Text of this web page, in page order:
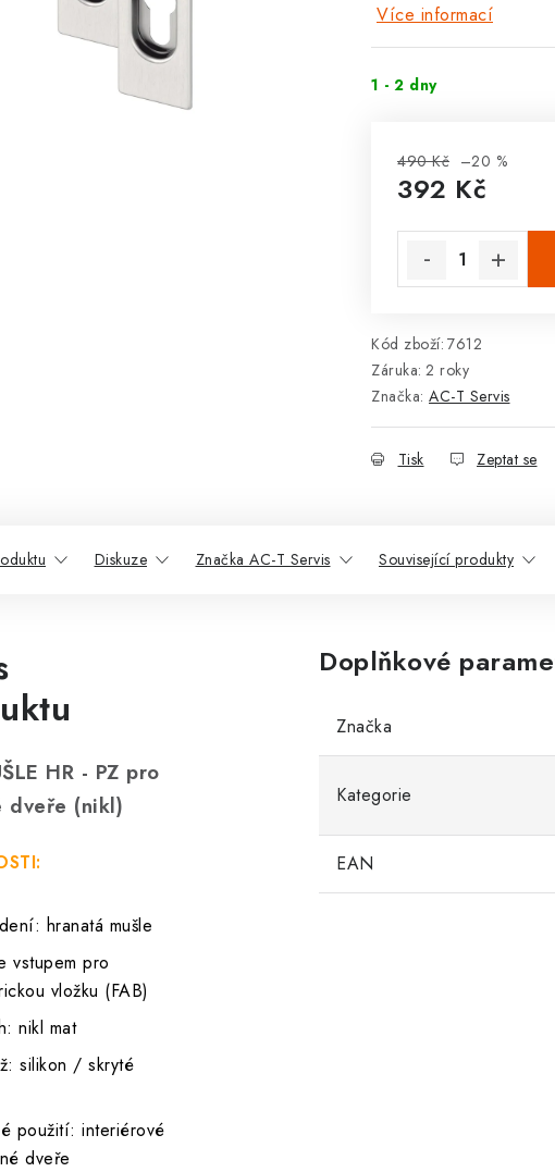
Více informací
1 - 2 dny
490 Kč –20 %
392 Kč
Kód zboží: 7612
Záruka: 2 roky
Značka: AC-T Servis
Tisk Zeptat se
Diskuze Značka AC-T Servis Související produkty
HR - PZ pro
dveře (nikl)
hranatá mušle
vstupem pro
vložku (FAB)
nikl mat
silikon / skryté
použití: interiérové
dveře
Doplňkové
Značka
Kategorie
EAN